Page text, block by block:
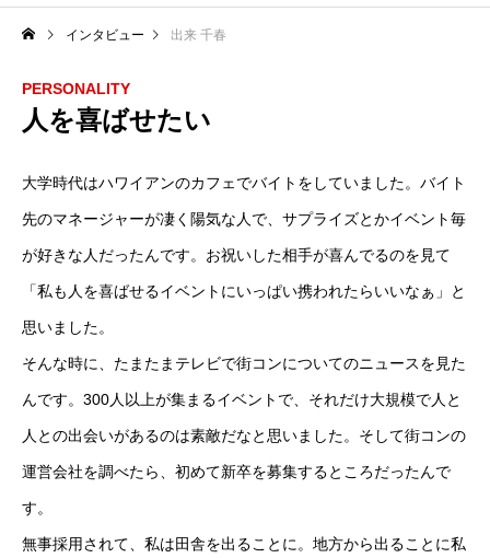
インタビュー 出来 千春
PERSONALITY
人を喜ばせたい
大学時代はハワイアンのカフェでバイトをしていました。バイト
先のマネージャーが凄く陽気な人で、サプライズとかイベント毎
が好きな人だったんです。お祝いした相手が喜んでるのを見て
「私も人を喜ばせるイベントにいっぱい携われたらいいなぁ」と
思いました。
そんな時に、たまたまテレビで街コンについてのニュースを見た
んです。300人以上が集まるイベントで、それだけ大規模で人と
人との出会いがあるのは素敵だなと思いました。そして街コンの
運営会社を調べたら、初めて新卒を募集するところだったんで
す。
無事採用されて、私は田舎を出ることに。地方から出ることに私